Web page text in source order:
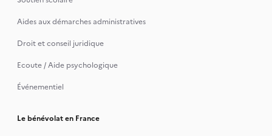
Aides aux démarches administratives
Droit et conseil juridique
Ecoute / Aide psychologique
Événementiel
Le bénévolat en France